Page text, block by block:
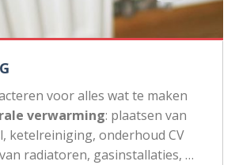
voor alles wat te maken
verwarming: plaatsen van
ketelreiniging, onderhoud CV
radiatoren, gasinstallaties, …